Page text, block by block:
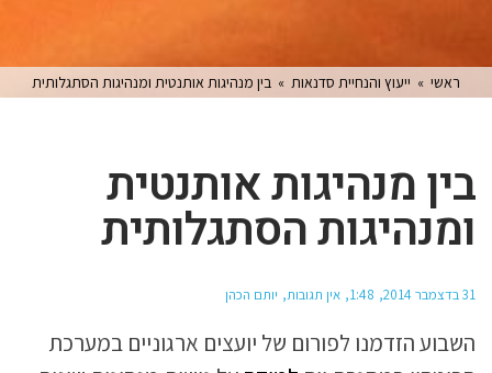
ראשי » ייעוץ והנחיית סדנאות » בין מנהיגות אותנטית ומנהיגות הסתגלותית
בין מנהיגות אותנטית
ומנהיגות הסתגלותית
31 בדצמבר 2014 1:48 אין תגובות יותם הכהן
השבוע הזדמנו לפורום של יועצים ארגוניים במערכת